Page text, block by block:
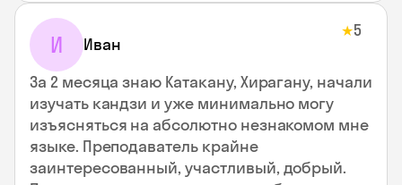
И Иван
★5
За 2 месяца знаю Катакану, Хирагану, начали
изучать кандзи и уже минимально могу
изъясняться на абсолютно незнакомом мне
языке. Преподаватель крайне
заинтересованный, участливый, добрый.